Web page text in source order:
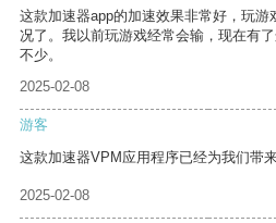
这款加速器app的加速效果非常好，玩
况了。我以前玩游戏经常会输，现在有
不少。
2025-02-08
游客
这款加速器VPM应用程序已经为我们带
2025-02-08